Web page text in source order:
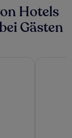
Hotels
Gästen